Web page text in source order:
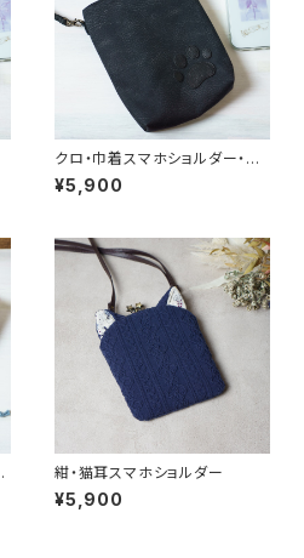
クロ・巾着スマホショルダー・猫
耳
¥5,900
紺・猫耳スマホショルダー
¥5,900